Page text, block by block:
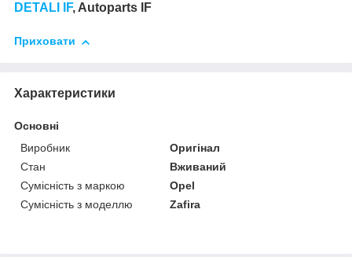
DETALI IF, Autoparts IF
Приховати
Характеристики
Основні
Виробник
Оригінал
Стан
Вживаний
Сумісність з маркою
Opel
Сумісність з моделлю
Zafira